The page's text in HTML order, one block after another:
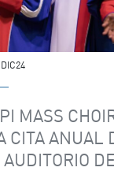
DIC24
MASS
CITA ANUAL
DE